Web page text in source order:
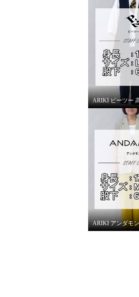
ピーツー え！
たい？ エンジ
Ｒ パイピング
レートパンツ
スモーキーピンク
¥0